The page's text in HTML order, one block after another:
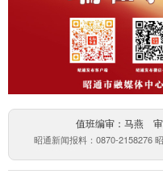
值班编审：马燕
昭通新闻报料：0870-2158276